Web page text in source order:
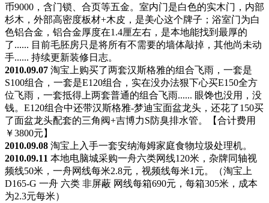
币9000，含门锁、合页等五金。室内门是白色的实木门，内部
杉木，外部高密度板材+木皮，是美心这个牌子；浴室门为白
色铝合金，铝合金厚度在1.4厘左右，是本地能找到最厚的
了...... 目前毛胚房只是将所有不需要的墙体敲掉，其他尚未动
手...... 持续更新装修日志。
2010.09.07 淘宝上购买了两套汉斯格雅的组合飞雨，一套是
S100组合，一套是E120组合，实在没办法狠下心买E150全方
位飞雨，一套抵得上两套普通的组合飞雨...... 眼馋也没用，没
钱。E120组合中还带汉斯格雅-梦迪宝面盆龙头，还花了150买
了面盆龙头配套的三角阀+吉博力S防臭排水管。【合计费用
￥3800元】
2010.09.08 淘宝上入手一套安纳海姆家庭食物垃圾处理机。
2010.09.11 本地电脑城采购一舟六类网线120米，杂牌同轴视
频线50米，一舟网线每米2.8元，视频线每米1元。（淘宝上
D165-G 一舟 六类 非屏蔽 网线每箱690元，每箱305米，成本
为2.3元每米）